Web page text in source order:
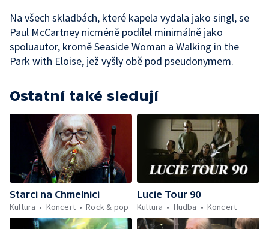
Na všech skladbách, které kapela vydala jako singl, se
Paul McCartney nicméně podílel minimálně jako
spoluautor, kromě Seaside Woman a Walking in the
Park with Eloise, jež vyšly obě pod pseudonymem.
Ostatní také sledují
Starci na Chmelnici
Kultura
Koncert Rock & pop
Lucie Tour 90
Kultura
Hudba Koncert